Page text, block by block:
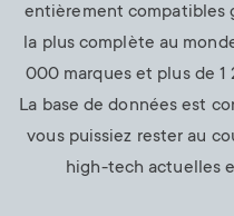
entièrement compatibles
la plus complète au
000 marques et plus de
La base de données est
vous puissiez rester au
high-tech actuelles